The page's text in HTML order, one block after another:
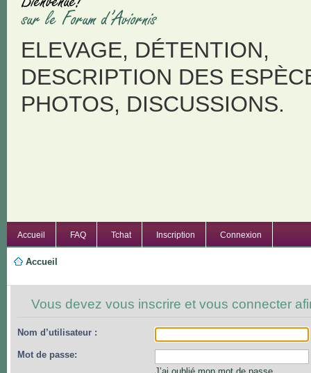
ELEVAGE, DÉTENTION,
DESCRIPTION DES
PHOTOS, DISCUSSIONS.
Accueil FAQ Tchat Inscription Connexion
Accueil
Vous devez vous inscrire et vous connecter
Nom d’utilisateur :
Mot de passe: